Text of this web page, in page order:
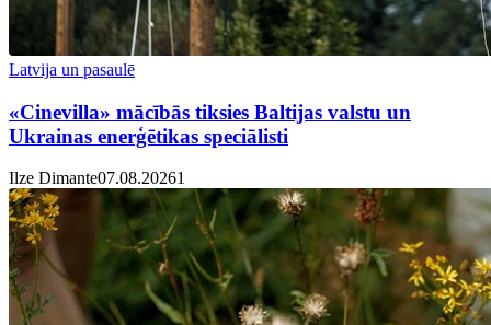
Latvija un pasaulē
«Cinevilla» mācībās tiksies Baltijas valstu un
Ukrainas enerģētikas speciālisti
Ilze Dimante07.08.20261